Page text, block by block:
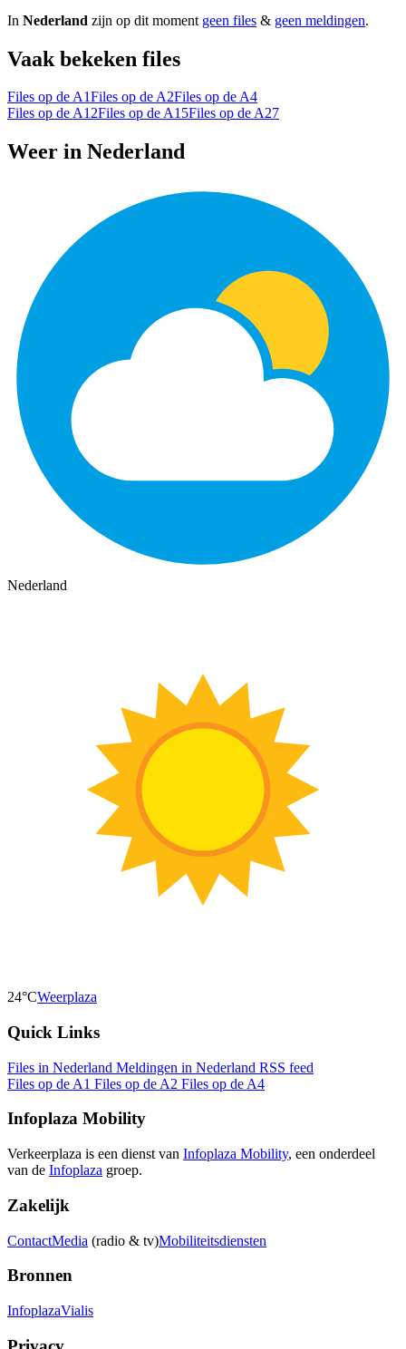
In Nederland zijn op dit moment geen files & geen meldingen.
Vaak bekeken files
Files op de A1Files op de A2Files op de A4
Files op de A12Files op de A15Files op de A27
Weer in Nederland
Nederland
24°CWeerplaza
Quick Links
Files in Nederland Meldingen in Nederland RSS feed
Files op de A1 Files op de A2 Files op de A4
Infoplaza Mobility
Verkeerplaza is een dienst van Infoplaza Mobility, een onderdeel
van de Infoplaza groep.
Zakelijk
ContactMedia (radio & tv)Mobiliteitsdiensten
Bronnen
InfoplazaVialis